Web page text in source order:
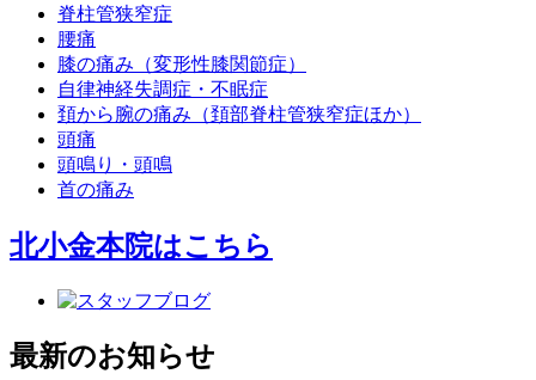
脊柱管狭窄症
腰痛
膝の痛み（変形性膝関節症）
自律神経失調症・不眠症
頚から腕の痛み（頚部脊柱管狭窄症ほか）
頭痛
頭鳴り・頭鳴
首の痛み
北小金本院はこちら
最新のお知らせ